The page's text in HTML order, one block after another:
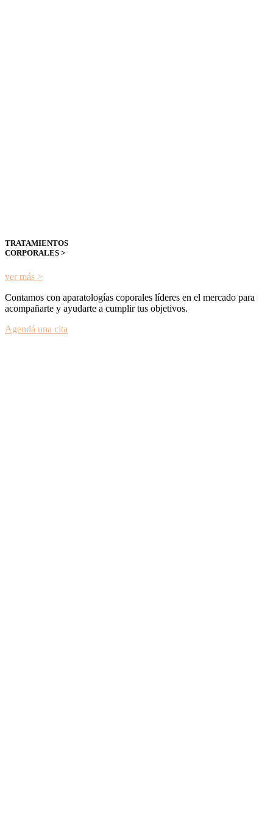
TRATAMIENTOS
CORPORALES >
ver más >
Contamos con aparatologías coporales líderes en el mercado para
acompañarte y ayudarte a cumplir tus objetivos.
Agendá una cita